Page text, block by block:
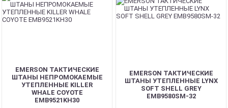
EMERSON ТАКТИЧЕСКИЕ
ШТАНЫ НЕПРОМОКАЕМЫЕ
УТЕПЛЕННЫЕ KILLER
WHALE COYOTE
EMB9521KH30
EMERSON ТАКТИЧЕСКИЕ
ШТАНЫ УТЕПЛЕННЫЕ LYNX
SOFT SHELL GREY
EMB9580SM-32